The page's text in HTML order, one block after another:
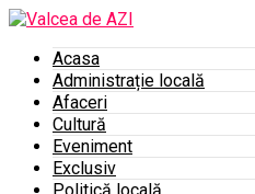
Acasa
Administrație locală
Afaceri
Cultură
Eveniment
Exclusiv